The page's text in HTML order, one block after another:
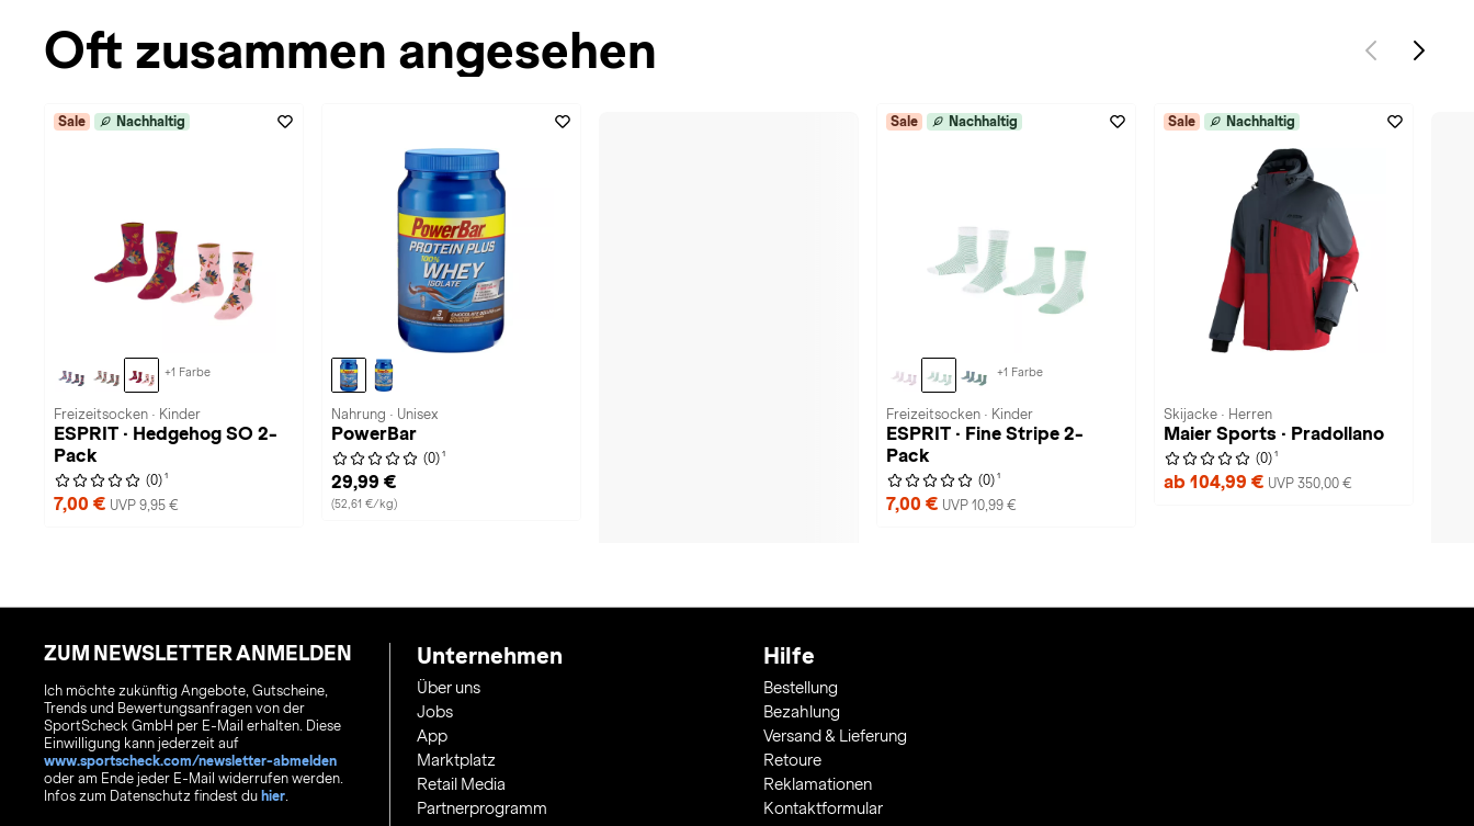
Oft zusammen angesehen
Sale Nachhaltig
+1 Farbe
Freizeitsocken · Kinder
ESPRIT · Hedgehog SO 2-
Pack
(0) 1
7,00 € UVP 9,95 €
Nahrung · Unisex
PowerBar
(0) 1
29,99 €
(52,61 €/kg)
Sale Nachhaltig
+1 Farbe
Freizeitsocken · Kinder
ESPRIT · Fine Stripe 2-
Pack
(0) 1
7,00 € UVP 10,99 €
Sale Nachhaltig
Skijacke · Herren
Maier Sports · Pradollano
(0) 1
ab 104,99 € UVP 350,00 €
ZUM NEWSLETTER ANMELDEN
Ich möchte zukünftig Angebote, Gutscheine,
Trends und Bewertungsanfragen von der
SportScheck GmbH per E-Mail erhalten. Diese
Einwilligung kann jederzeit auf
www.sportscheck.com/newsletter-abmelden
oder am Ende jeder E-Mail widerrufen werden.
Infos zum Datenschutz findest du hier.
Unternehmen
Über uns
Jobs
App
Marktplatz
Retail Media
Partnerprogramm
Hilfe
Bestellung
Bezahlung
Versand & Lieferung
Retoure
Reklamationen
Kontaktformular